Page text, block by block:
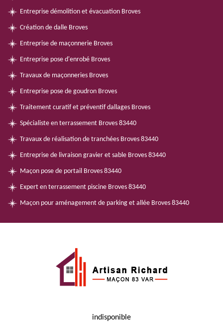
Entreprise démolition et évacuation Broves
Création de dalle Broves
Entreprise de maçonnerie Broves
Entreprise pose d'enrobé Broves
Travaux de maçonneries Broves
Entreprise pose de goudron Broves
Traitement curatif et préventif dallages Broves
Spécialiste en terrassement Broves 83440
Travaux de réalisation de tranchées Broves 83440
Entreprise de livraison gravier et sable Broves 83440
Maçon pose de portail Broves 83440
Expert en terrassement piscine Broves 83440
Maçon pour aménagement de parking et allée Broves 83440
indisponible